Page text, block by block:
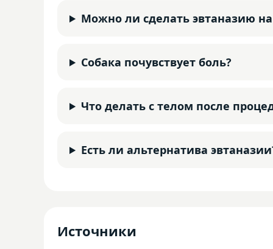
Можно ли сделать эвтаназию
Собака почувствует боль?
Что делать с телом после
Есть ли альтернатива
Источники